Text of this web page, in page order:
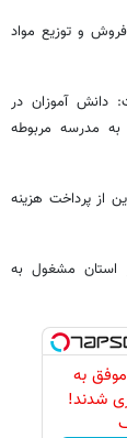
و توزیع مواد
دانش آموزان در
مدرسه مربوطه
از پرداخت هزینه
دانش آموز در استان مشغول به
موفق به
شدند!